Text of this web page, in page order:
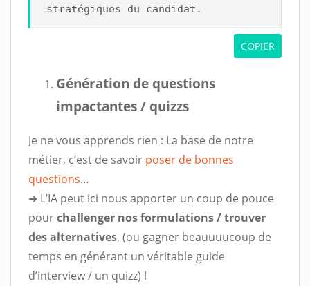
stratégiques du candidat.
COPIER
Génération de questions
impactantes / quizzs
Je ne vous apprends rien : La base de notre
métier, c’est de savoir poser de bonnes
questions…
➜ L’IA peut ici nous apporter un coup de pouce
pourchallenger nos formulations / trouver
des alternatives, (ou gagner beauuuucoup de
temps en générant un véritable guide
d’interview / un quizz) !